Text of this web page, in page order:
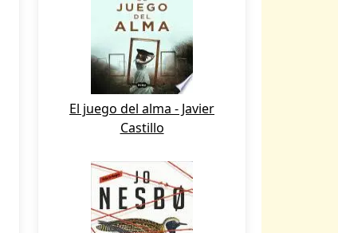
El juego del alma - Javier
Castillo